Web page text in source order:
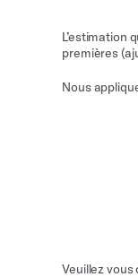
L’estimation
premières
Nous
Veuillez vous